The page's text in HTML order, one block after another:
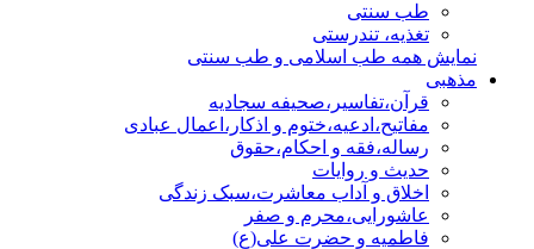
طب سنتی
تغذیه، تندرستی
نمایش همه طب اسلامی و طب سنتی
مذهبی
قرآن،تفاسیر،صحیفه سجادیه
مفاتیح،ادعیه،ختوم و اذکار،اعمال عبادی
رساله،فقه و احکام،حقوق
حدیث و روایات
اخلاق و آداب معاشرت،سبک زندگی
عاشورایی،محرم و صفر
فاطمیه و حضرت علی(ع)